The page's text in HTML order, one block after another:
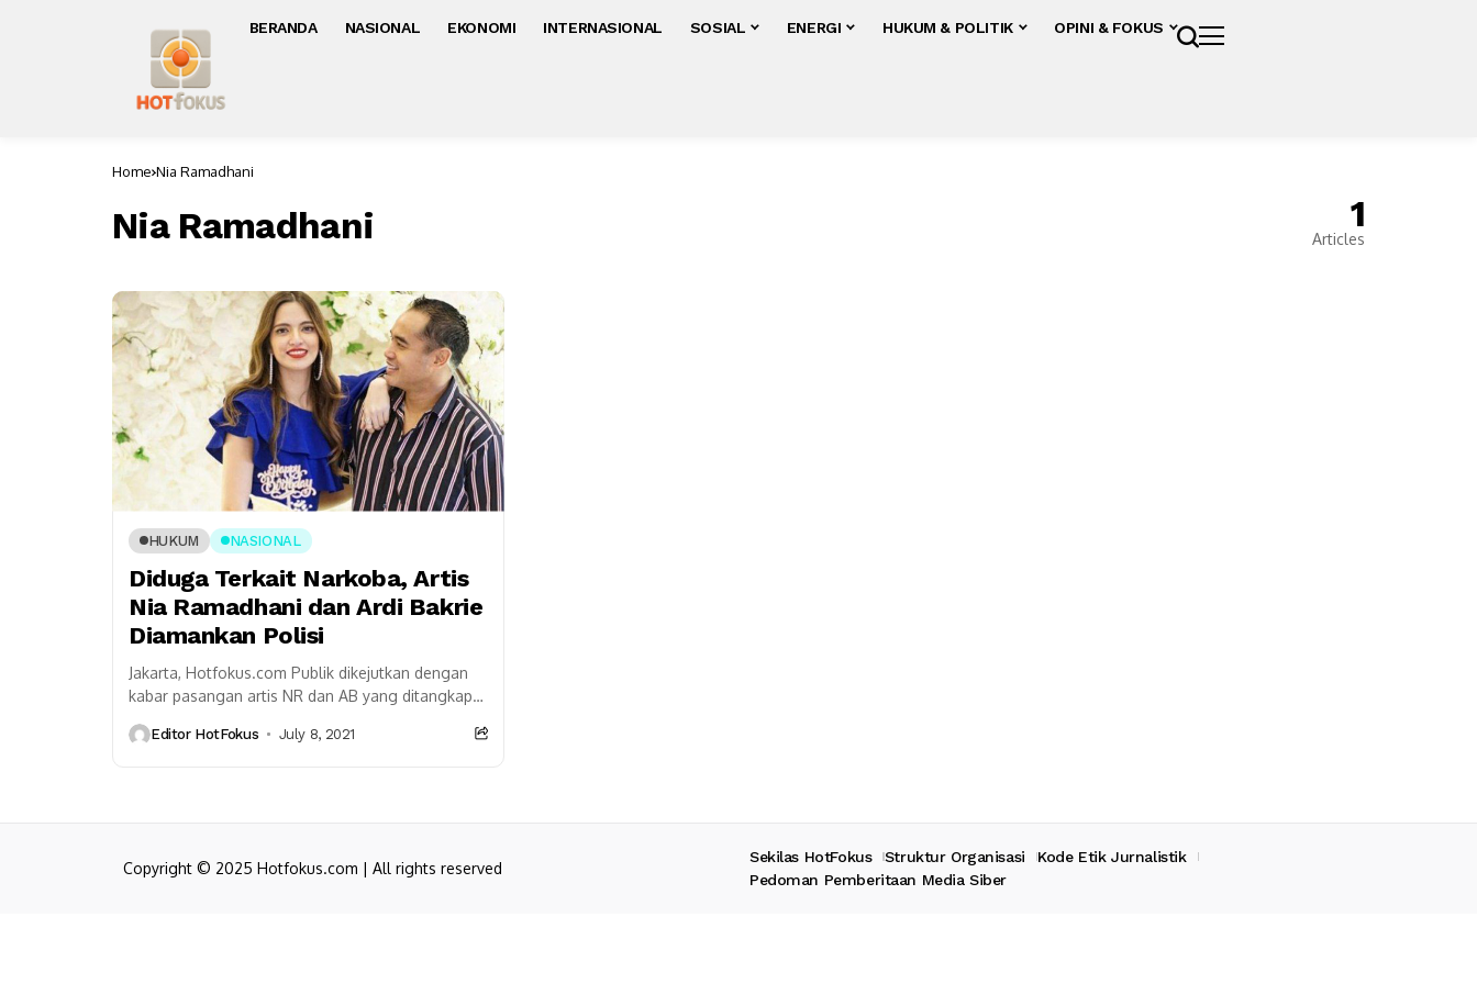
BERANDA NASIONAL EKONOMI INTERNASIONAL SOSIAL ENERGI HUKUM & POLITIK OPINI & FOKUS
Home Nia Ramadhani
Nia Ramadhani 1
Articles
HUKUM NASIONAL
Diduga Terkait Narkoba, Artis
Nia Ramadhani dan Ardi Bakrie
Diamankan Polisi
Jakarta, Hotfokus.com Publik dikejutkan dengan
kabar pasangan artis NR dan AB yang ditangkap
sosial netizen menyebut...
Editor HotFokus July 8, 2021
Copyright © 2025 Hotfokus.com | All rights reserved
Sekilas HotFokus Struktur Organisasi
Kode Etik Jurnalistik
Pedoman Pemberitaan Media Siber